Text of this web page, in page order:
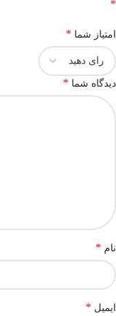
*
امتیاز شما *
دیدگاه شما *
نام *
ایمیل *